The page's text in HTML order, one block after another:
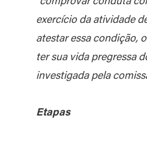
exercício da atividade
atestar essa condição,
ter sua vida pregressa
investigada pela
Etapas